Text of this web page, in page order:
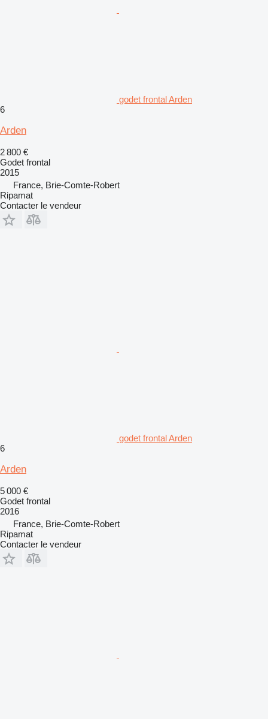
godet frontal Arden
6
Arden
2 800 €
Godet frontal
2015
France, Brie-Comte-Robert
Ripamat
Contacter le vendeur
godet frontal Arden
6
Arden
5 000 €
Godet frontal
2016
France, Brie-Comte-Robert
Ripamat
Contacter le vendeur